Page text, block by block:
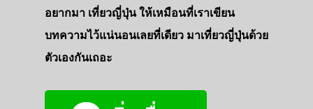
อยากมา เที่ยวญี่ปุ่น ให้เหมือนที่เราเขียน
บทความไว้แน่นอนเลยที่เดียว มาเที่ยวญี่ปุ่นด้วย
ตัวเองกันเถอะ